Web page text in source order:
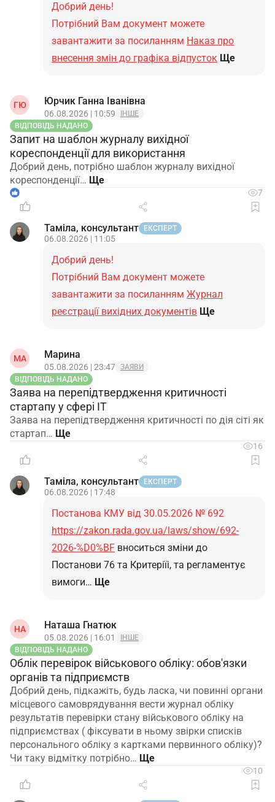
Добрий день!
Потрібний Вам документ можете
завантажити за посиланням Наказ про
внесення змін до графіка відпусток Ще
ГЮ Юрчик Ганна Іванівна
06.08.2026 | 10:59
ІНШЕ
ВІДПОВІДЬ НАДАНО
Запит на шаблон журналу вихідної
кореспонденції для використання
Добрий день, потрібно шаблон журналу вихідної
кореспонденції…
1 7
Таміла, консультант ЕКСПЕРТ
06.08.2026 | 11:05
Добрий день!
Потрібний Вам документ можете
завантажити за посиланням Журнал
реєстрації вихідних документів Ще
МА Марина
05.08.2026 | 23:47 ЗАЯВИ
ВІДПОВІДЬ НАДАНО
Заява на перепідтвердження критичності
стартапу у сфері ІТ
Заява на перепідтвердження критичності по дія сіті як
стартап…
16
Таміла, консультант ЕКСПЕРТ
06.08.2026 | 17:48
Постанова КМУ від 30.05.2026 № 692
https://zakon.rada.gov.ua/laws/show/692-
2026-%D0%BF вноситься зміни до
Постанови 76 та Критеріїі, та регламентує
вимоги… Ще
НА Наташа Гнатюк
05.08.2026 | 16:01
ІНШЕ
ВІДПОВІДЬ НАДАНО
Облік перевірок військового обліку: обов'язки
органів та підприємств
Добрий день, підкажіть, будь ласка, чи повинні органи
місцевого самоврядування вести журнал обліку
результатів перевірки стану військового обліку на
підприємствах ( фіксувати в ньому звірки списків
персонального обліку з картками первинного обліку)?
Чи таку відмітку потрібно…
10